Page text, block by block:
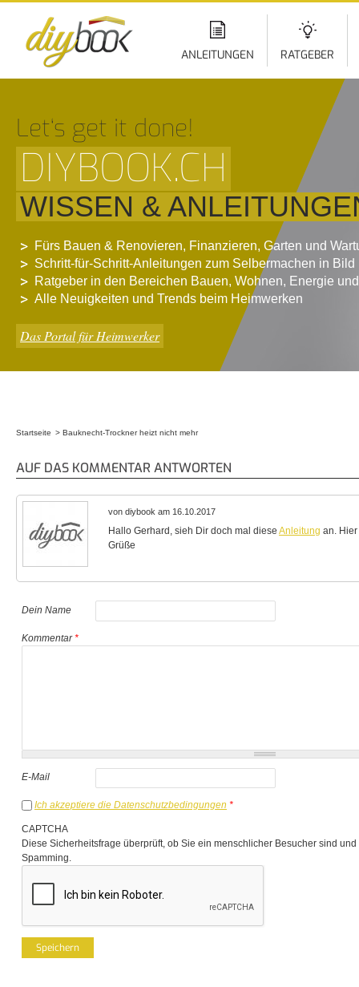
ANLEITUNGEN RATGEBER
Let‘s get it done!
DIYBOOK.CH
WISSEN &
Fürs Bauen & Renovieren, Finanzieren, Garten und
Schritt-für-Schritt-Anleitungen zum Selbermachen in Bild
Ratgeber in den Bereichen Bauen, Wohnen, Energie
Alle Neuigkeiten und Trends beim Heimwerken
Das Portal für Heimwerker
Startseite Bauknecht-Trockner heizt nicht mehr
AUF DAS KOMMENTAR ANTWORTEN
von diybook am 16.10.2017
Hallo Gerhard, sieh Dir doch mal diese Anleitung an.
Grüße
Dein Name
Kommentar*
E-Mail
Ich akzeptiere die Datenschutzbedingungen *
CAPTCHA
Diese Sicherheitsfrage überprüft, ob Sie ein menschlicher Besucher sind
Spamming.